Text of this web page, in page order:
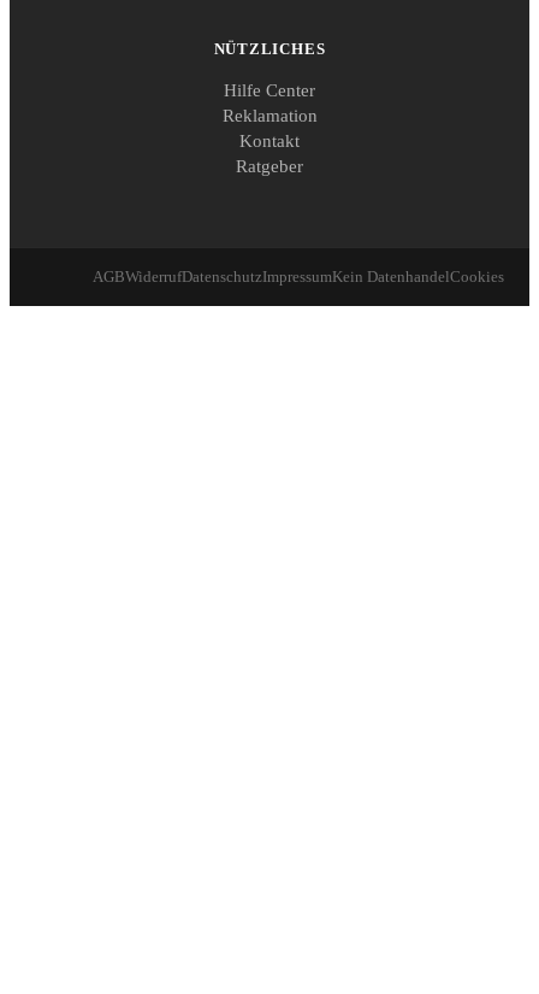
NÜTZLICHES
Hilfe Center
Reklamation
Kontakt
Ratgeber
AGBWiderrufDatenschutzImpressumKein DatenhandelCookies